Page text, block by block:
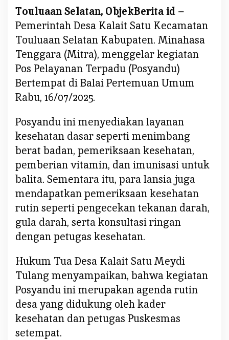
S
a
G
e
l
s
y
n
u
Touluaan Selatan, ObjekBerita id –
Pemerintah Desa Kalait Satu Kecamatan
Touluaan Selatan Kabupaten. Minahasa
Tenggara (Mitra), menggelar kegiatan
Pos Pelayanan Terpadu (Posyandu)
Bertempat di Balai Pertemuan Umum
Rabu, 16/07/2025.
Posyandu ini menyediakan layanan
kesehatan dasar seperti menimbang
berat badan, pemeriksaan kesehatan,
pemberian vitamin, dan imunisasi untuk
balita. Sementara itu, para lansia juga
mendapatkan pemeriksaan kesehatan
rutin seperti pengecekan tekanan darah,
gula darah, serta konsultasi ringan
dengan petugas kesehatan.
Hukum Tua Desa Kalait Satu Meydi
Tulang menyampaikan, bahwa kegiatan
Posyandu ini merupakan agenda rutin
desa yang didukung oleh kader
kesehatan dan petugas Puskesmas
setempat.